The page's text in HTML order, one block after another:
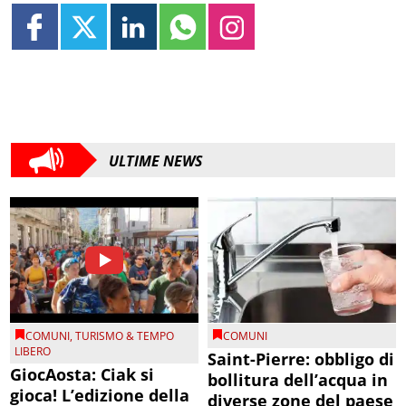
ULTIME NEWS
COMUNI,TURISMO & TEMPO
LIBERO
GiocAosta: Ciak si
gioca! L’edizione della
COMUNI
Saint-Pierre: obbligo di
bollitura dell’acqua in
diverse zone del paese